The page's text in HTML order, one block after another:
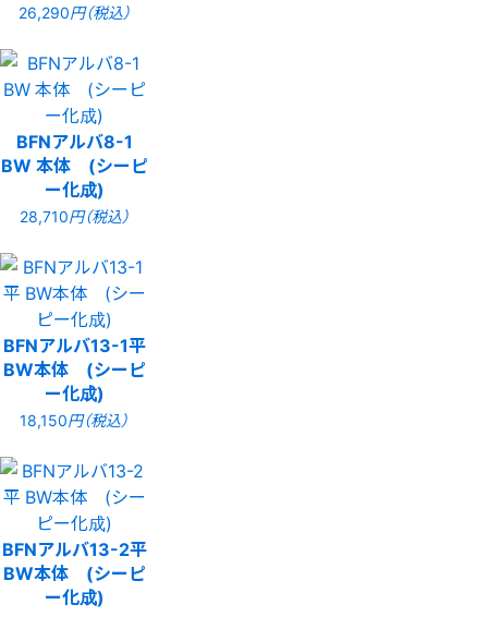
26,290円（税込）
BFNアルバ8-1
BW 本体 (シーピ
ー化成)
28,710円（税込）
BFNアルバ13-1平
BW本体 (シーピ
ー化成)
18,150円（税込）
BFNアルバ13-2平
BW本体 (シーピ
ー化成)